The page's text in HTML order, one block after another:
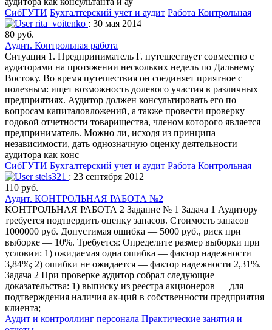
СибГУТИ Бухгалтерский учет и аудит Работа Контрольная
rita_voitenko : 30 мая 2014
80 руб.
Аудит. Контрольная работа
Ситуация 1. Предприниматель Г. путешествует совместно с
аудиторами на протяжении нескольких недель по Дальнему
Востоку. Во время путешествия он соединяет приятное с
полезным: ищет возможность долевого участия в различных
предприятиях. Аудитор должен консультировать его по
вопросам капиталовложений, а также провести проверку
годовой отчетности товарищества, членом которого является
предприниматель. Можно ли, исходя из принципа
независимости, дать однозначную оценку деятельности
аудитора как конс
СибГУТИ Бухгалтерский учет и аудит Работа Контрольная
stels321 : 23 сентября 2012
110 руб.
Аудит. КОНТРОЛЬНАЯ РАБОТА №2
КОНТРОЛЬНАЯ РАБОТА 2 Задание № 1 Задача 1 Аудитору
требуется подтвердить оценку запасов. Стоимость запасов
1000000 руб. Допустимая ошибка — 5000 руб., риск при
выборке — 10%. Требуется: Определите размер выборки при
условии: 1) ожидаемая одна ошибка — фактор надежности
3,84%; 2) ошибки не ожидается — фактор надежности 2,31%.
Задача 2 При проверке аудитор собрал следующие
доказательства: 1) выписку из реестра акционеров — для
подтверждения наличия ак-ций в собственности предприятия
клиента;
Аудит и контроллинг персонала Практические занятия и